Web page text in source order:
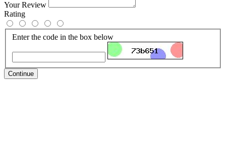
Your Review
Rating
Enter the code in the box below
Continue